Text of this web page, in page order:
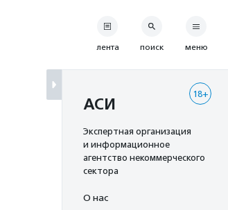
лента поиск меню
18+
АСИ
Экспертная организация
и информационное
агентство некоммерческого
сектора
О нас